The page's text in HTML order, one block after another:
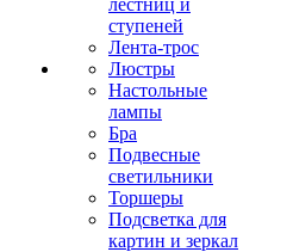
лестниц и
ступеней
Лента-трос
Люстры
Настольные
лампы
Бра
Подвесные
светильники
Торшеры
Подсветка для
картин и зеркал